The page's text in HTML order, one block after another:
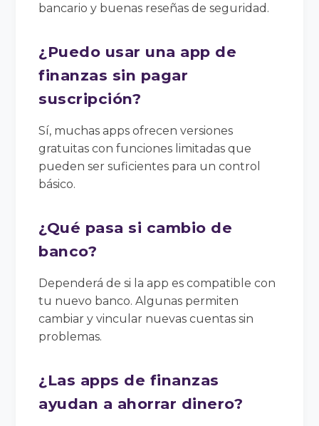
bancario y buenas reseñas de seguridad.
¿Puedo usar una app de
finanzas sin pagar
suscripción?
Sí, muchas apps ofrecen versiones
gratuitas con funciones limitadas que
pueden ser suficientes para un control
básico.
¿Qué pasa si cambio de
banco?
Dependerá de si la app es compatible con
tu nuevo banco. Algunas permiten
cambiar y vincular nuevas cuentas sin
problemas.
¿Las apps de finanzas
ayudan a ahorrar dinero?